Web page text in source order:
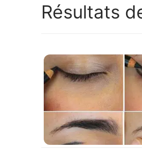
Résultats